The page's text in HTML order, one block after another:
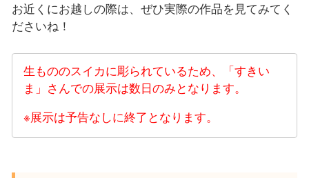
お近くにお越しの際は、ぜひ実際の作品を見てみてく
ださいね！
生もののスイカに彫られているため、「すきい
ま」さんでの展示は数日のみとなります。
※展示は予告なしに終了となります。